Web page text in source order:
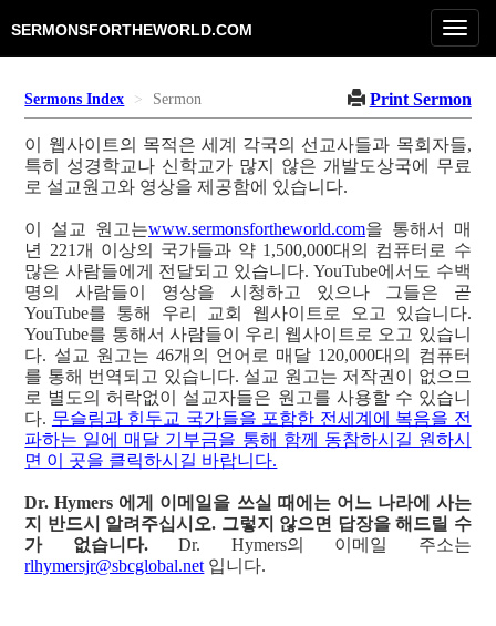
SERMONSFORTHEWORLD.COM
Sermons Index Sermon Print Sermon
이 웹사이트의 목적은 세계 각국의 선교사들과 목회자들,
특히 성경학교나 신학교가 많지 않은 개발도상국에 무료
로 설교원고와 영상을 제공함에 있습니다.
이 설교 원고는www.sermonsfortheworld.com을 통해서 매
년 221개 이상의 국가들과 약 1,500,000대의 컴퓨터로 수
많은 사람들에게 전달되고 있습니다. YouTube에서도 수백
명의 사람들이 영상을 시청하고 있으나 그들은 곧
YouTube를 통해 우리 교회 웹사이트로 오고 있습니다.
YouTube를 통해서 사람들이 우리 웹사이트로 오고 있습니
다. 설교 원고는 46개의 언어로 매달 120,000대의 컴퓨터
를 통해 번역되고 있습니다. 설교 원고는 저작권이 없으므
로 별도의 허락없이 설교자들은 원고를 사용할 수 있습니
다. 무슬림과 힌두교 국가들을 포함한 전세계에 복음을 전
파하는 일에 매달 기부금을 통해 함께 동참하시길 원하시
면 이 곳을 클릭하시길 바랍니다.
Dr. Hymers 에게 이메일을 쓰실 때에는 어느 나라에 사는
지 반드시 알려주십시오. 그렇지 않으면 답장을 해드릴 수
가 없습니다.Dr. Hymers의 이메일 주소는
rlhymersjr@sbcglobal.net 입니다.